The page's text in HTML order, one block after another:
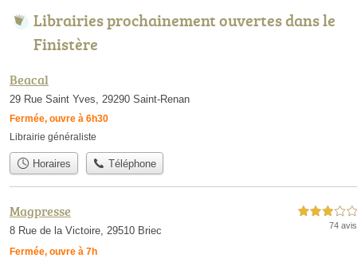
Librairies prochainement ouvertes dans le
Finistère
Beacal
29 Rue Saint Yves, 29290 Saint-Renan
Fermée, ouvre à 6h30
Librairie généraliste
Horaires Téléphone
Magpresse
8 Rue de la Victoire, 29510 Briec
Fermée, ouvre à 7h
3,0 étoiles sur 5
74 avis